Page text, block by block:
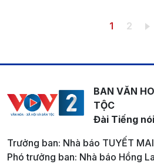
Trang
1 Trang
2
BAN VĂN
TỘC
Đài Tiếng
Trưởng ban: Nhà báo TUYẾT MAI
Phó trưởng ban: Nhà báo Hồng